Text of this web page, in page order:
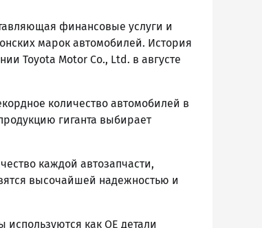
финансовые услуги и
марок автомобилей. История
Toyota Motor Co., Ltd. в августе
количество автомобилей в
гиганта выбирает
каждой автозапчасти,
высочайшей надежностью и
используются как ОЕ детали